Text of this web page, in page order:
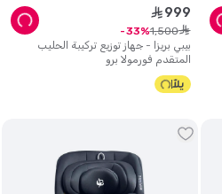
بيبي بريزا - جهاز توزيع تركيبة الحليب
المتقدم فورمولا برو
ê 999
ê
1,500
33